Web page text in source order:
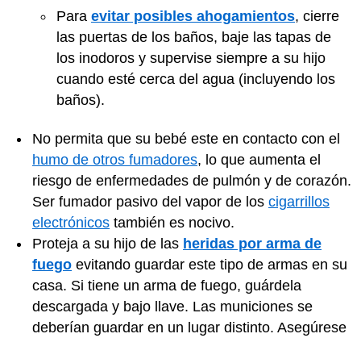
Para evitar posibles ahogamientos, cierre
las puertas de los baños, baje las tapas de
los inodoros y supervise siempre a su hijo
cuando esté cerca del agua (incluyendo los
baños).
No permita que su bebé este en contacto con el
humo de otros fumadores, lo que aumenta el
riesgo de enfermedades de pulmón y de corazón.
Ser fumador pasivo del vapor de los cigarrillos
electrónicos también es nocivo.
Proteja a su hijo de las heridas por arma de
fuego evitando guardar este tipo de armas en su
casa. Si tiene un arma de fuego, guárdela
descargada y bajo llave. Las municiones se
deberían guardar en un lugar distinto. Asegúrese